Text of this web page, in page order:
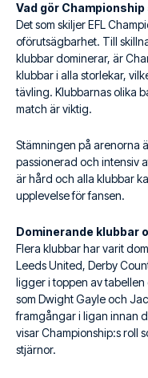
Vad gör
Det som skiljer EFL
oförutsägbarhet. Till
klubbar dominerar, är
klubbar i alla storlekar,
tävling. Klubbarnas olika
match är viktig.
Stämningen på arenorna
passionerad och intensiv
är hård och alla klubbar
upplevelse för fansen.
Dominerande klubbar
Flera klubbar har varit
Leeds United, Derby
ligger i toppen av
som Dwight Gayle och
framgångar i ligan innan
visar Championship:s roll
stjärnor.